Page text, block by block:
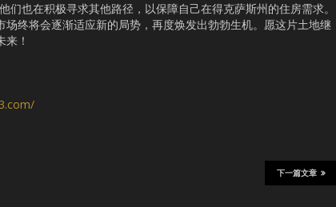
也在积极寻求其他路径，以保障自己在得克萨斯州的住房需求。
终将会逐渐适应新的局势，再度焕发出勃勃生机。愿这片土地继
！
下一篇文章